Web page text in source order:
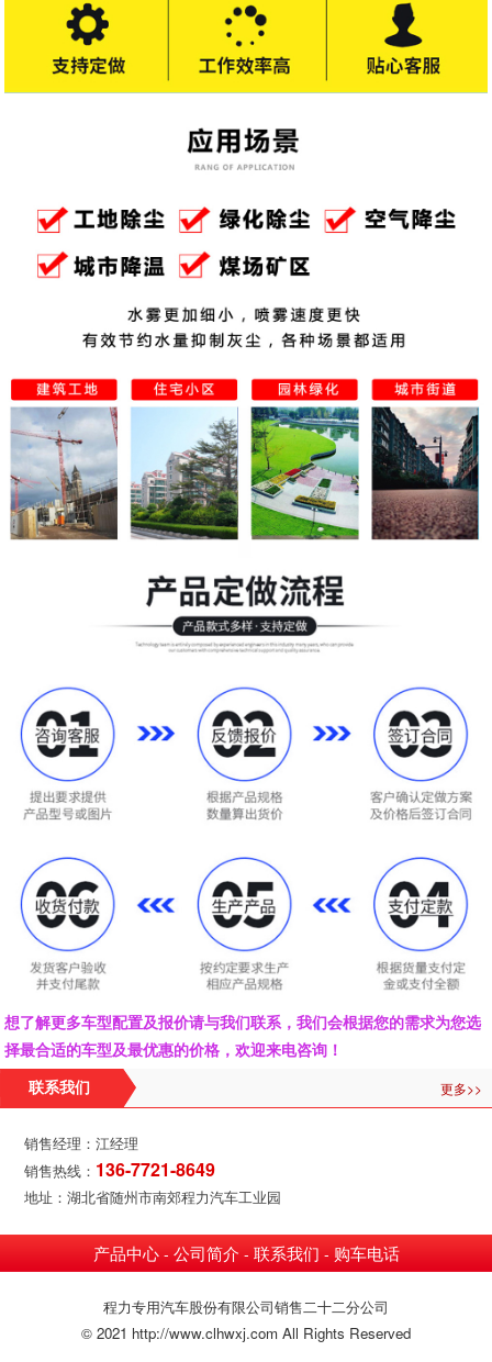
想了解更多车型配置及报价请与我们联系，我们会根据您的需求为您选
择最合适的车型及最优惠的价格，欢迎来电咨询！
联系我们 更多>>
销售经理：江经理
销售热线： 136-7721-8649
地址：湖北省随州市南郊程力汽车工业园
产品中心- 公司简介 - 联系我们 - 购车电话
程力专用汽车股份有限公司销售二十二分公司
© 2021 http://www.clhwxj.com All Rights Reserved